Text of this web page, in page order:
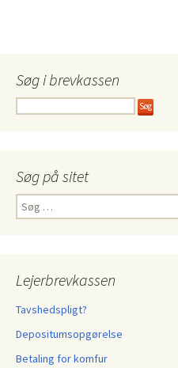
Søg i brevkassen
Søg på sitet
Søg
efter:
Lejerbrevkassen
Tavshedspligt?
Depositumsopgørelse
Betaling for komfur